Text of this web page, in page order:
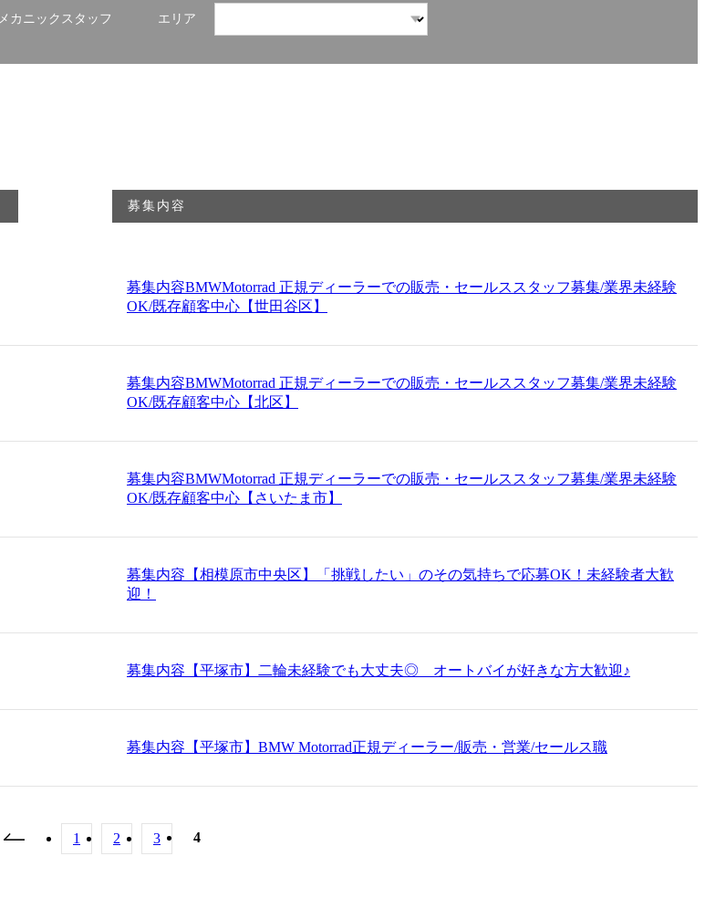
メカニックスタッフ エリア
募集内容
募集内容BMWMotorrad 正規ディーラーでの販売・セールススタッフ募集/業界未経験
OK/既存顧客中心【世田谷区】
募集内容BMWMotorrad 正規ディーラーでの販売・セールススタッフ募集/業界未経験
OK/既存顧客中心【北区】
募集内容BMWMotorrad 正規ディーラーでの販売・セールススタッフ募集/業界未経験
OK/既存顧客中心【さいたま市】
募集内容 【相模原市中央区】「挑戦したい」のその気持ちで応募OK！未経験者大歓
迎！
募集内容 【平塚市】二輪未経験でも大丈夫◎ オートバイが好きな方大歓迎♪
募集内容 【平塚市】BMW Motorrad正規ディーラー/販売・営業/セールス職
1 2 3 4